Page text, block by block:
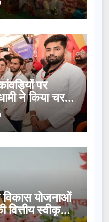
पर
ने किया चरण
विकास योजनाओं
स्वीकृति